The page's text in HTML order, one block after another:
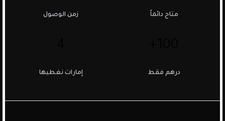
متاح دائماً زمن الوصول
درهم فقط إمارات نغطيها